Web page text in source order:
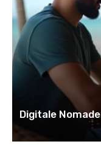
Digitale